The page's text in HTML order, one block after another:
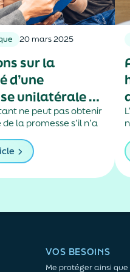
20 mars 2025
sur la
d’une
unilatérale de
ne peut pas obtenir
la promesse s’il n’a
mis en demeure le
de justifier de
VOS BESOINS
Me protéger ainsi